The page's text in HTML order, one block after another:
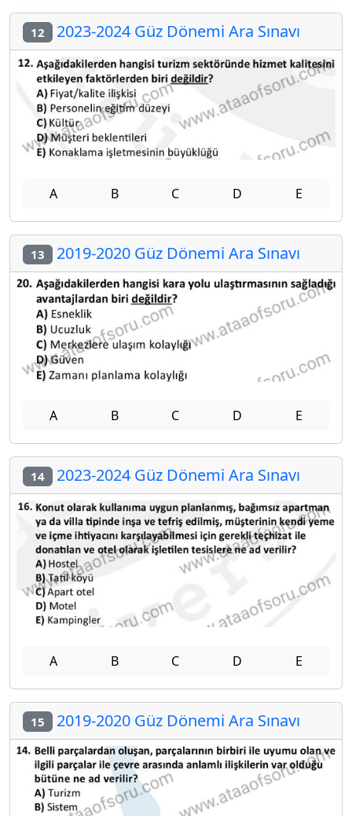
12 2023-2024 Güz Dönemi Ara Sınavı
A B C D E
13 2019-2020 Güz Dönemi Ara Sınavı
A B C D E
14 2023-2024 Güz Dönemi Ara Sınavı
A B C D E
15 2019-2020 Güz Dönemi Ara Sınavı